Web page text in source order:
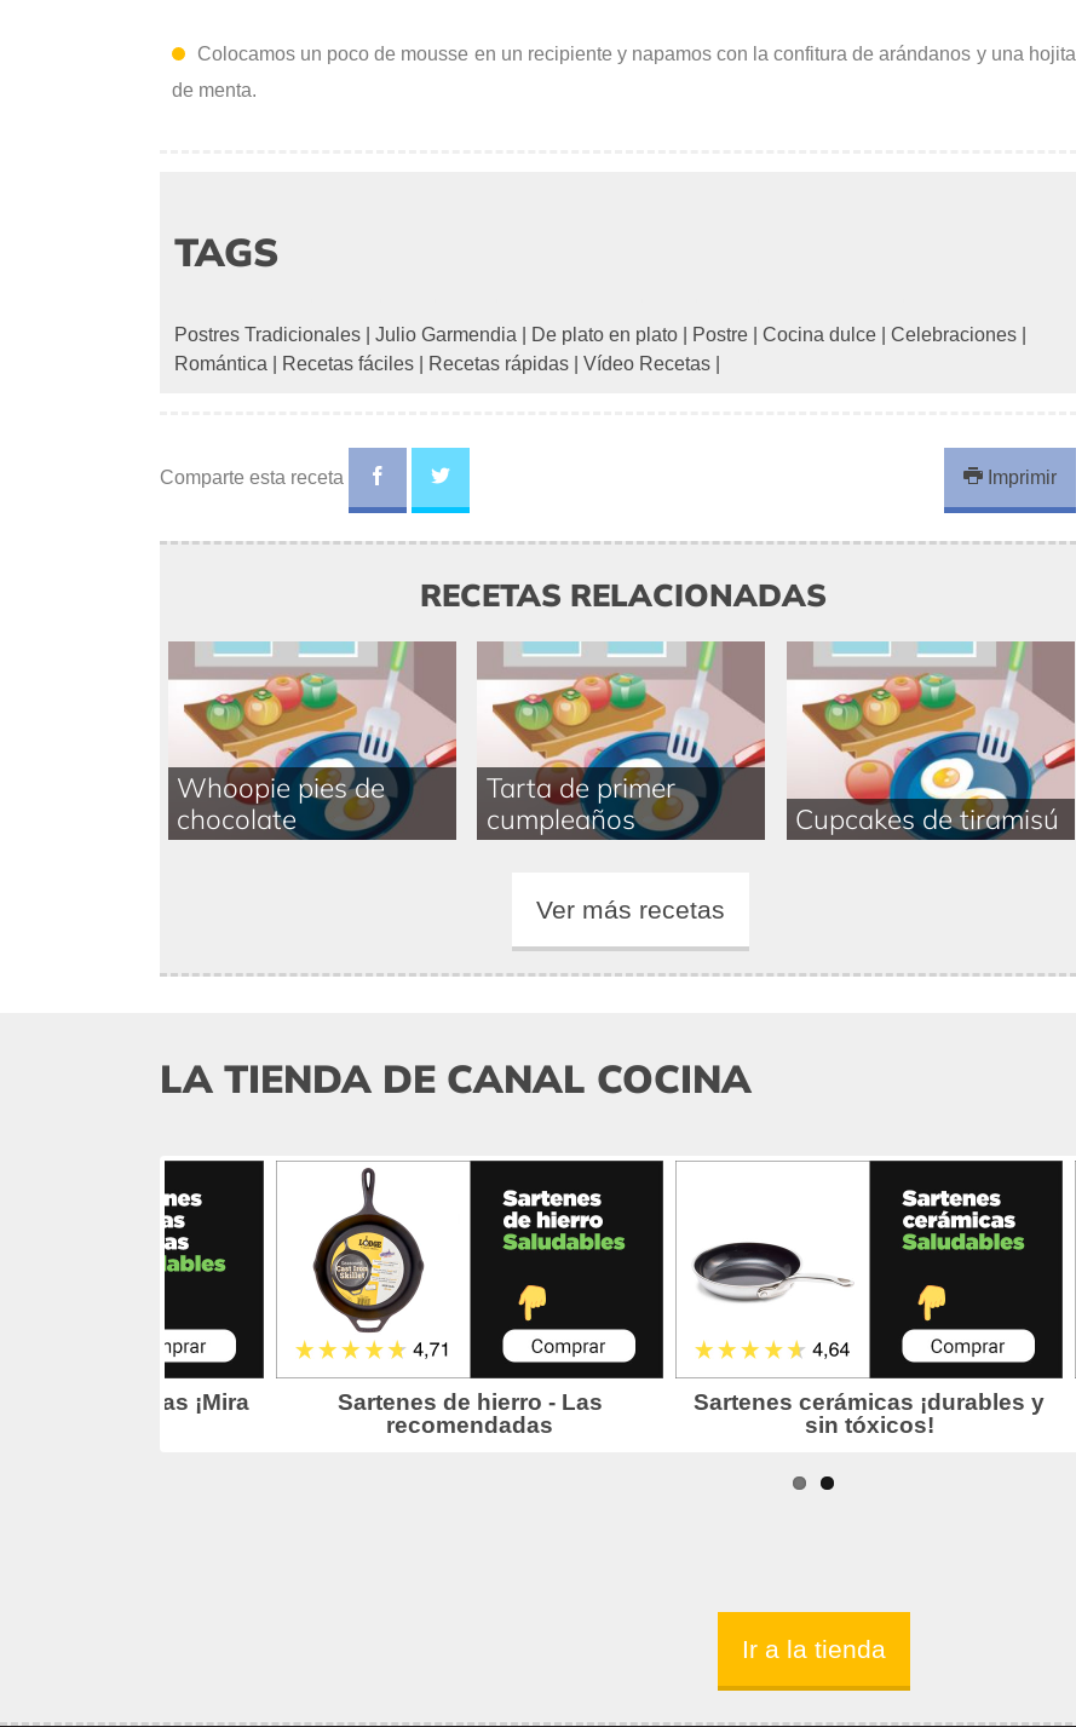
Colocamos un poco de mousse en un recipiente y napamos con la confitura de arándanos y una hojita
de menta.
TAGS
Postres Tradicionales Julio Garmendia De plato en plato Postre Cocina dulce Celebraciones
Romántica
Recetas fáciles Recetas rápidas Vídeo Recetas
Comparte esta receta Imprimir
RECETAS RELACIONADAS
Whoopie pies de
chocolate
Tarta de primer
cumpleaños
Cupcakes de tiramisú
Ver más recetas
LA TIENDA DE CANAL COCINA
Ir a la tienda